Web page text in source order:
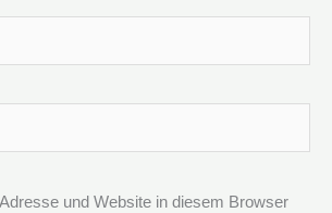
und Website in diesem Browser